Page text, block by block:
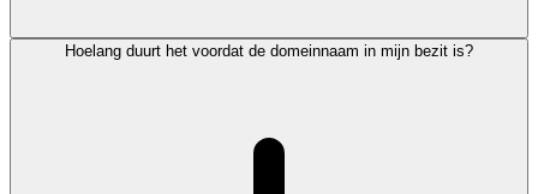
Hoelang duurt het voordat de domeinnaam in mijn bezit is?